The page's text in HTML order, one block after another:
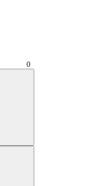
0